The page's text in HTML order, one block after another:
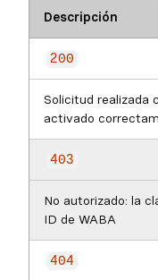
Descripción
200
Solicitud realizada
activado
403
No autorizado: la
ID de WABA
404